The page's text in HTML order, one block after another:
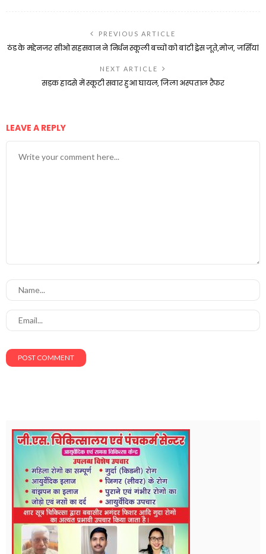
PREVIOUS ARTICLE
ठंड के मद्देनजर सीओ सहसवान ने निर्धन स्कूली बच्चों को बांटी ड्रेस जूते,मोज, जर्सियां
NEXT ARTICLE
सड़क हादसे में स्कूटी सवार हुआ घायल, जिला अस्पताल रैफर
LEAVE A REPLY